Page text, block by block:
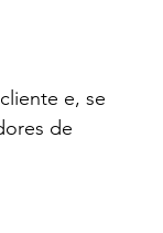
e, se
de